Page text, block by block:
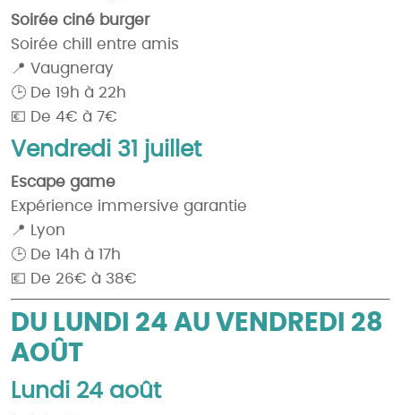
Soirée ciné burger
Soirée chill entre amis
📍 Vaugneray
🕒 De 19h à 22h
💶 De 4€ à 7€
Vendredi 31 juillet
Escape game
Expérience immersive garantie
📍 Lyon
🕒 De 14h à 17h
💶 De 26€ à 38€
DU LUNDI 24 AU VENDREDI 28
AOÛT
Lundi 24 août